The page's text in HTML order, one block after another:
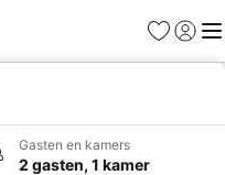
Favorieten
Gasten en kamers
2 gasten, 1 kamer